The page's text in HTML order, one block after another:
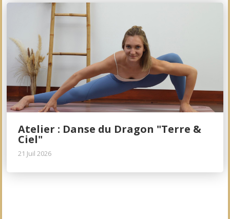
Atelier : Danse du Dragon "Terre &
Ciel"
21 Juil 2026